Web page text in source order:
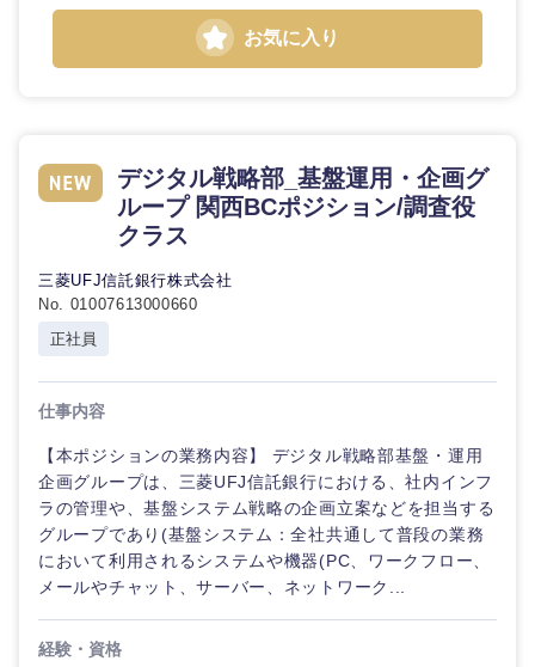
九州・沖縄
長崎県
大分県 宮崎県
鹿児島県 沖縄県
お気に入り
デジタル戦略部_基盤運用・企画グ
ループ 関西BCポジション/調査役
クラス
三菱UFJ信託銀行株式会社
No. 01007613000660
正社員
仕事内容
【本ポジションの業務内容】 デジタル戦略部基盤・運用
企画グループは、三菱UFJ信託銀行における、社内インフ
ラの管理や、基盤システム戦略の企画立案などを担当する
グループであり(基盤システム：全社共通して普段の業務
において利用されるシステムや機器(PC、ワークフロー、
メールやチャット、サーバー、ネットワーク...
経験・資格